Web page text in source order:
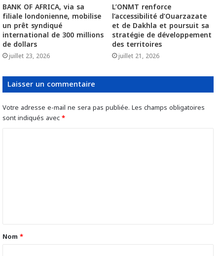
BANK OF AFRICA, via sa
filiale londonienne, mobilise
un prêt syndiqué
international de 300 millions
de dollars
juillet 23, 2026
L’ONMT renforce
l’accessibilité d’Ouarzazate
et de Dakhla et poursuit sa
stratégie de développement
des territoires
juillet 21, 2026
Laisser un commentaire
Votre adresse e-mail ne sera pas publiée. Les champs obligatoires
sont indiqués avec*
t
a
Nom *